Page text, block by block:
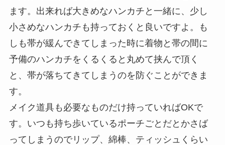
ます。出来れば大きめなハンカチと一緒に、少し
小さめなハンカチも持っておくと良いですよ。も
しも帯が緩んできてしまった時に着物と帯の間に
予備のハンカチをくるくると丸めて挟んで頂く
と、帯が落ちてきてしまうのを防ぐことができま
す。
メイク道具も必要なものだけ持っていればOKで
す。いつも持ち歩いているポーチごとだとかさば
ってしまうのでリップ、綿棒、ティッシュくらい